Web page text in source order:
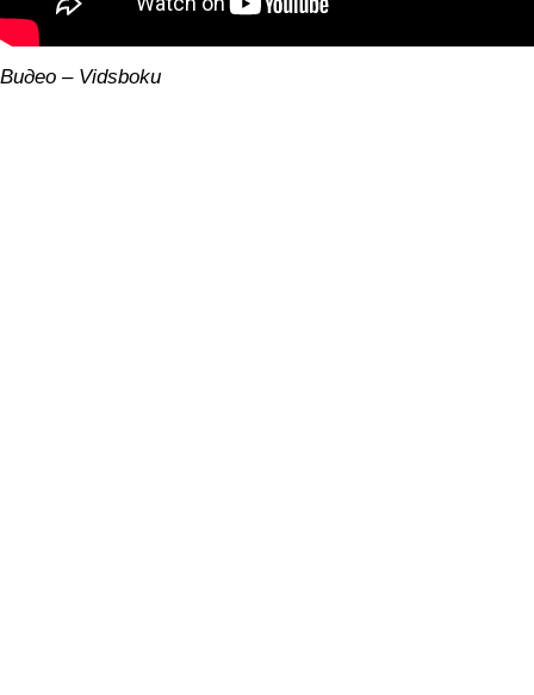
Видео – Vidsboku